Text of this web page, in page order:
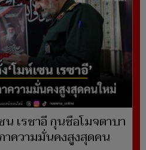
เรซาอี กุนซือโมจตาบา
ความมั่นคงสูงสุดคน